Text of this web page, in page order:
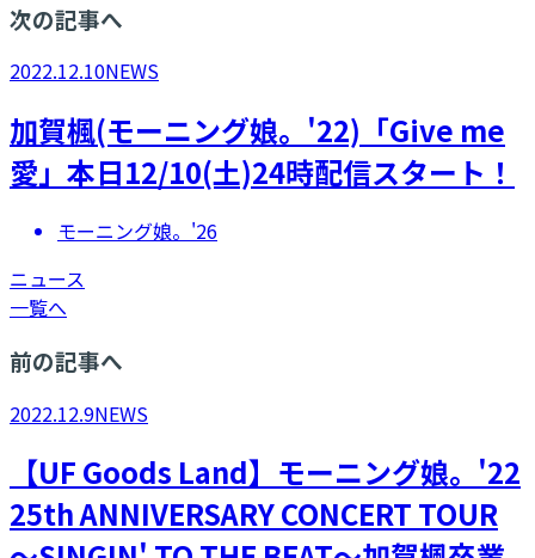
次の記事へ
2022.12.10NEWS
加賀楓(モーニング娘。'22)「Give me
愛」本日12/10(土)24時配信スタート！
モーニング娘。'26
ニュース
一覧へ
前の記事へ
2022.12.9NEWS
【UF Goods Land】モーニング娘。'22
25th ANNIVERSARY CONCERT TOUR